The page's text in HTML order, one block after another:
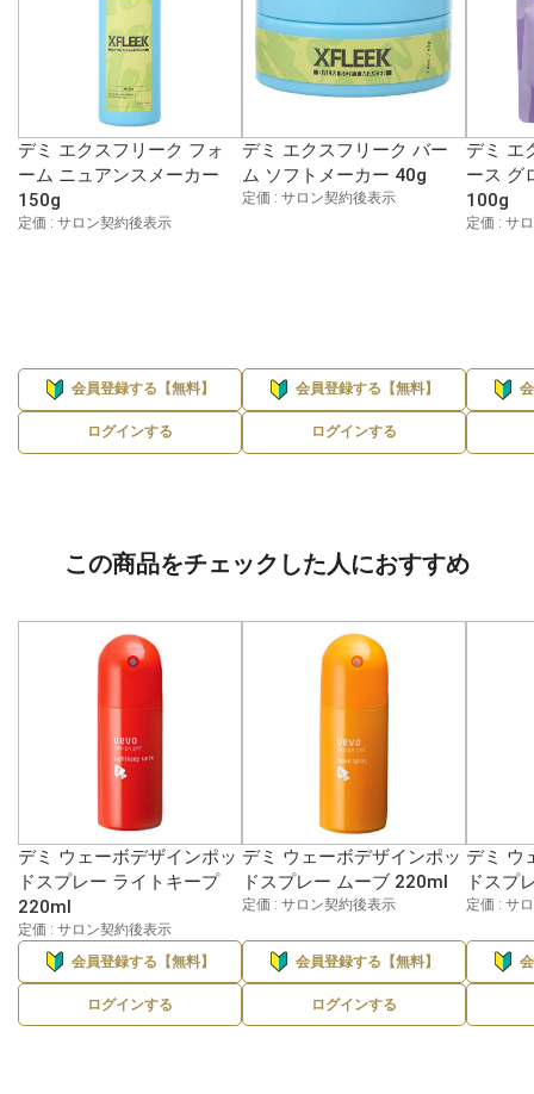
デミ エクスフリーク フォ
ーム ニュアンスメーカー
150g
定価 : サロン契約後表示
会員登録する【無料】
ログインする
デミ エクスフリーク バー
ム ソフトメーカー 40g
定価 : サロン契約後表示
会員登録する【無料】
ログインする
デミ エ
ース グ
100g
定価 : サ
この商品をチェックした人におすすめ
デミ ウェーボデザインポッ
ドスプレー ライトキープ
220ml
定価 : サロン契約後表示
会員登録する【無料】
ログインする
デミ ウェーボデザインポッ
ドスプレー ムーブ 220ml
定価 : サロン契約後表示
会員登録する【無料】
ログインする
デミ ウ
ドスプ
定価 : サ